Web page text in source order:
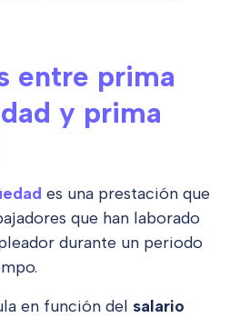
entre prima
y prima
es una prestación que
que han laborado
durante un periodo
en función del salario